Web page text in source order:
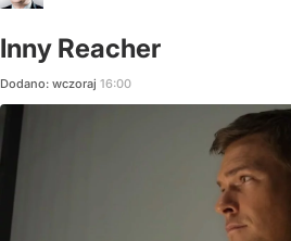
Inny Reacher
Dodano: wczoraj 16:00